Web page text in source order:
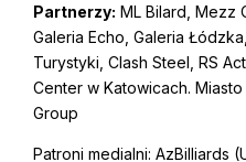
Partnerzy: ML Bilard, Mezz
Galeria Echo, Galeria
Turystyki, Clash Steel, RS
Center w Katowicach.
Group
Patroni medialni: AzBilliards